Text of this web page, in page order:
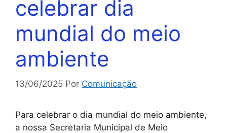
celebrar dia
mundial do meio
ambiente
13/06/2025 Por Comunicação
Para celebrar o dia mundial do meio ambiente,
a nossa Secretaria Municipal de Meio